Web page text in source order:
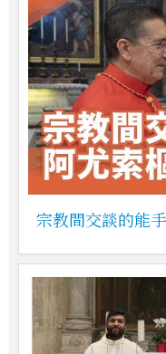
宗教間交談的能